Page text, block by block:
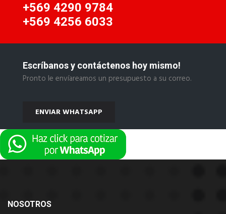
+569 4290 9784
+569 4256 6033
Escríbanos y contáctenos hoy mismo!
Pronto le envíareamos un presupuesto a su correo.
ENVIAR WHATSAPP
NOSOTROS